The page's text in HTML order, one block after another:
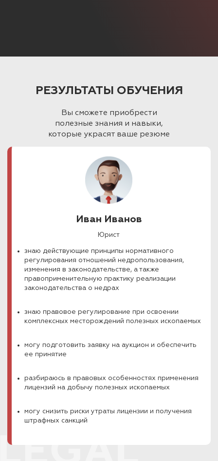
РЕЗУЛЬТАТЫ ОБУЧЕНИЯ
Вы сможете приобрести
полезные знания и навыки,
которые украсят ваше резюме
Иван Иванов
Юрист
знаю действующие принципы нормативного
регулирования отношений недропользования,
изменения в законодательстве, а также
правоприменительную практику реализации
законодательства о недрах
знаю правовое регулирование при освоении
комплексных месторождений полезных ископаемых
могу подготовить заявку на аукцион и обеспечить
ее принятие
разбираюсь в правовых особенностях применения
лицензий на добычу полезных ископаемых
могу снизить риски утраты лицензии и получения
штрафных санкций